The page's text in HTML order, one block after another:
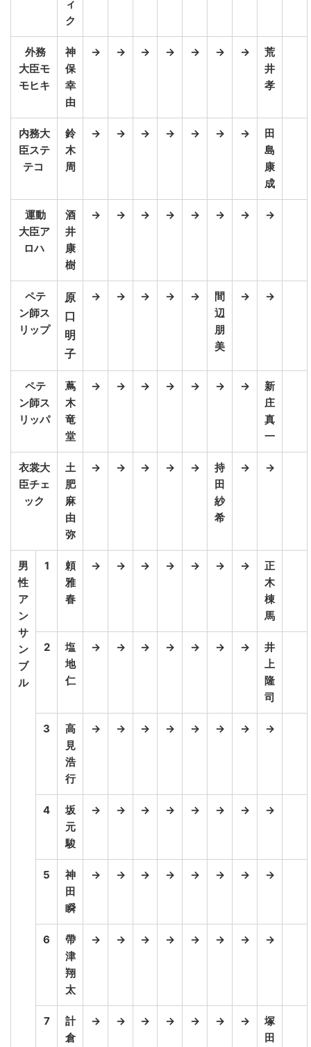
ィ
ク
外務
大臣モ
モヒキ
神
保
幸
由
→ → → → → → →
荒
井
孝
内務大
臣ステ
テコ
鈴
木
周
→ → → → → → →
田
島
康
成
運動
大臣ア
ロハ
酒
井
康
樹
→ → → → → → → →
ペテ
ン師ス
リップ
原
口
明
子
→ → → → →
間
辺
朋
美
→ →
ペテ
ン師ス
リッパ
蔦
木
竜
堂
→ → → → → → →
新
庄
真
一
衣裳大
臣チェ
ック
土
肥
麻
由
弥
→ → → → →
持
田
紗
希
→ →
男
性
ア
ン
サ
ン
ブ
ル
1
頼
雅
春
→ → → → → → →
正
木
棟
馬
2
塩
地
仁
→ → → → → → →
井
上
隆
司
3
高
見
浩
行
→ → → → → → → →
4
坂
元
駿
→ → → → → → → →
5
神
田
瞬
→ → → → → → → →
6
帶
津
翔
太
→ → → → → → → →
7
計
倉
→ → → → → → →
塚
田